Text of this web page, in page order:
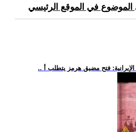
الموضوع في الموقع الرئيسي
الإيرانية: فتح مضيق هرمز يتطلب أ